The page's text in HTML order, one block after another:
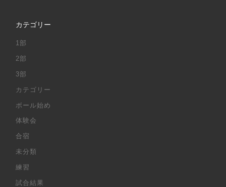
カテゴリー
1部
2部
3部
カテゴリー
ボール始め
体験会
合宿
未分類
練習
試合結果